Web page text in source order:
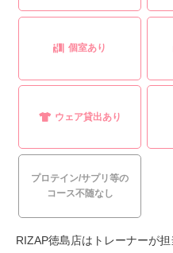
個室あり
ウェア貸出あり
プロテイン/サプリ等の
コース不随なし
RIZAP徳島店はトレーナーが